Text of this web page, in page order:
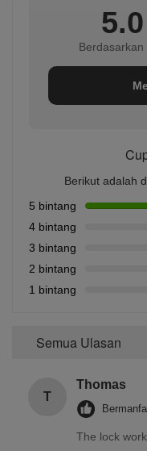
5.0
Berikut adalah
5 bintang
4 bintang
3 bintang
2 bintang
1 bintang
Semua Ulasan
T
Thomas
The lock